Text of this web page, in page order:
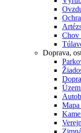
Chov
Doprava,
Mapa